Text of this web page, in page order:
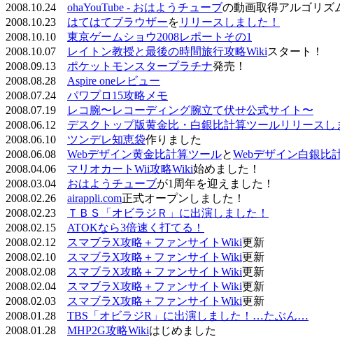
2008.10.24 ohaYouTube - おはようチューブの動画取得アルゴリズ
2008.10.23 はてはてブラウザーを リリースしました！
2008.10.10 東京ゲームショウ2008レポートその1
2008.10.07
レイトン教授と最後の時間旅行攻略Wikiスタート！
2008.09.13 ポケットモンスタープラチナ発売！
2008.08.28 Aspire oneレビュー
2008.07.24 パワプロ15攻略メモ
2008.07.19
レコ腕〜レコーディング腕立て伏せ公式サイト〜
2008.06.12 デスクトップ版黄金比・白銀比計算ツールリリースし
2008.06.10 ツンデレ知恵袋作りました
2008.06.08 Webデザイン黄金比計算ツールとWebデザイン白銀比
2008.04.06 マリオカートWii攻略Wiki始めました！
2008.03.04 おはようチューブが1周年を迎えました！
2008.02.26 airappli.com正式オープンしました！
2008.02.23
ＴＢＳ「オビラジＲ」に出演しました！
2008.02.15 ATOKなら3倍速く打てる！
2008.02.12
スマブラX攻略＋ファンサイトWiki更新
2008.02.10
スマブラX攻略＋ファンサイトWiki更新
2008.02.08
スマブラX攻略＋ファンサイトWiki更新
2008.02.04
スマブラX攻略＋ファンサイトWiki更新
2008.02.03
スマブラX攻略＋ファンサイトWiki更新
2008.01.28 TBS「オビラジR」に出演しました！…たぶん…
2008.01.28 MHP2G攻略Wikiはじめました